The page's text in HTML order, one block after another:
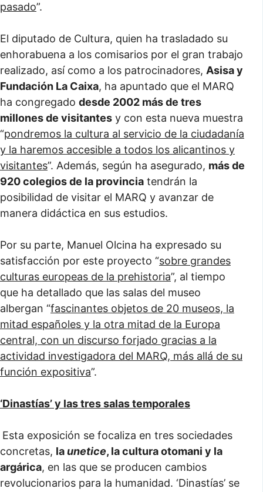
pasado”.
El diputado de Cultura, quien ha trasladado su
enhorabuena a los comisarios por el gran trabajo
realizado, así como a los patrocinadores, Asisa y
Fundación La Caixa, ha apuntado que el MARQ
ha congregado desde 2002 más de tres
millones de visitantes y con esta nueva muestra
“pondremos la cultura al servicio de la ciudadanía
y la haremos accesible a todos los alicantinos y
visitantes”. Además, según ha asegurado, más de
920 colegios de la provincia tendrán la
posibilidad de visitar el MARQ y avanzar de
manera didáctica en sus estudios.
Por su parte, Manuel Olcina ha expresado su
satisfacción por este proyecto “sobre grandes
culturas europeas de la prehistoria”, al tiempo
que ha detallado que las salas del museo
albergan “fascinantes objetos de 20 museos, la
mitad españoles y la otra mitad de la Europa
central, con un discurso forjado gracias a la
actividad investigadora del MARQ, más allá de su
función expositiva”.
‘Dinastías’ y las tres salas temporales
Esta exposición se focaliza en tres sociedades
concretas, launetice, la cultura otomani y la
argárica, en las que se producen cambios
revolucionarios para la humanidad. ‘Dinastías’ se